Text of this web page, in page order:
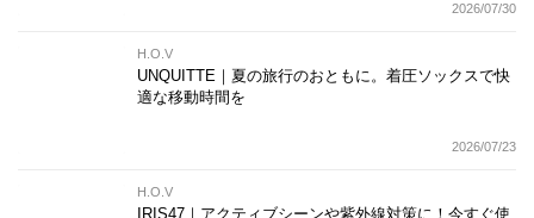
2026/07/30
H.O.V
UNQUITTE｜夏の旅行のおともに。着圧ソックスで快
適な移動時間を
2026/07/23
H.O.V
IRIS47｜アクティブシーンや紫外線対策に！今すぐ使